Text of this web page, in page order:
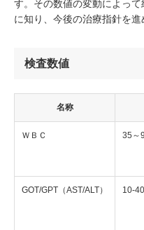
す。その数値の変動によっ
に知り、今後の治療指針を進
検査数値
名称
ＷＢＣ 35～
GOT/GPT（AST/ALT） 10-